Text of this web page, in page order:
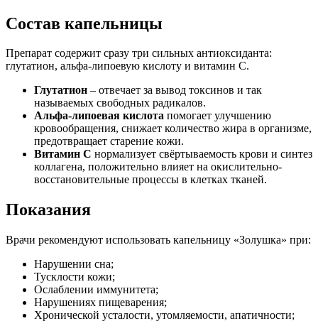
Состав капельницы
Препарат содержит сразу три сильных антиоксиданта:
глутатион, альфа-липоевую кислоту и витамин С.
Глутатион – отвечает за вывод токсинов и так
называемых свободных радикалов.
Альфа-липоевая кислота помогает улучшению
кровообращения, снижает количество жира в организме,
предотвращает старение кожи.
Витамин C нормализует свёртываемость крови и синтез
коллагена, положительно влияет на окислительно-
восстановительные процессы в клетках тканей.
Показания
Врачи рекомендуют использовать капельницу «Золушка» при:
Нарушении сна;
Тусклости кожи;
Ослаблении иммунитета;
Нарушениях пищеварения;
Хронической усталости, утомляемости, апатичности;